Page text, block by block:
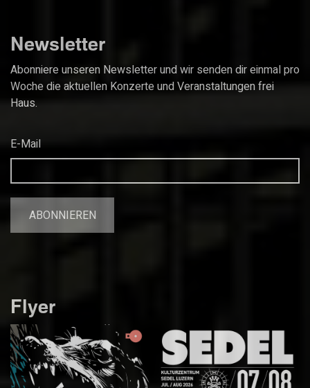
Newsletter
Abonniere unseren Newsletter und wir senden dir einmal pro
Woche die aktuellen Konzerte und Veranstaltungen frei
Haus.
E-Mail
Flyer